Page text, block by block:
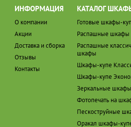
ИНФОРМАЦИЯ
О компании
Акции
Доставка и сборка
Отзывы
Контакты
КАТАЛОГ
Готовые шкафы-
Распашные шкафы
Распашные
шкафы
Шкафы-купе
Шкафы-купе
Зеркальные
Фотопечать на
Пескоструйные
Оракал шкафы-